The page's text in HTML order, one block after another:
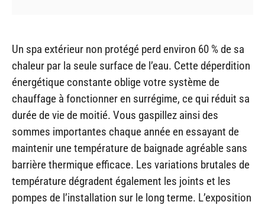
Un spa extérieur non protégé perd environ 60 % de sa
chaleur par la seule surface de l’eau. Cette déperdition
énergétique constante oblige votre système de
chauffage à fonctionner en surrégime, ce qui réduit sa
durée de vie de moitié. Vous gaspillez ainsi des
sommes importantes chaque année en essayant de
maintenir une température de baignade agréable sans
barrière thermique efficace. Les variations brutales de
température dégradent également les joints et les
pompes de l’installation sur le long terme. L’exposition